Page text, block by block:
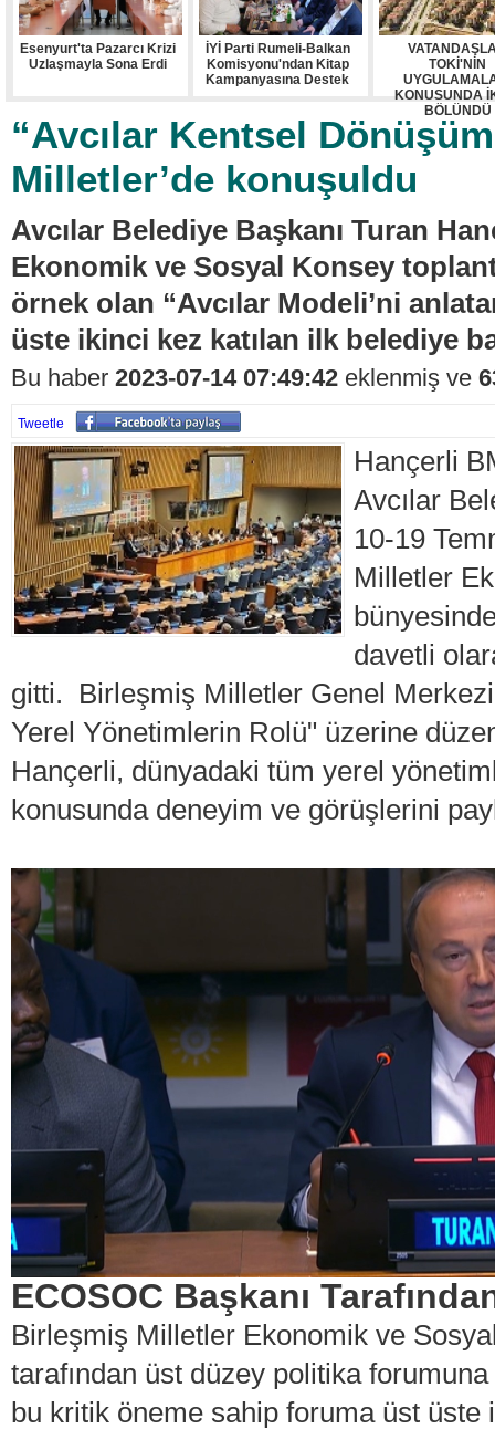
Esenyurt'ta Pazarcı Krizi
Uzlaşmayla Sona Erdi
İYİ Parti Rumeli-Balkan
Komisyonu'ndan Kitap
Kampanyasına Destek
TOKİ'NİN
KONUSUNDA
BÖLÜNDÜ
“Avcılar Kentsel
Milletler’de konuşuldu
Avcılar Belediye Başkanı Turan
Ekonomik ve Sosyal Konsey
örnek olan “Avcılar Modeli’ni
üste ikinci kez katılan ilk belediye
Bu haber 2023-07-14 07:49:42 eklenmiş ve
Tweetle
Hançerli
Avcılar
10-19
Milletler
davetli
gitti. Birleşmiş Milletler Genel
Yerel Yönetimlerin Rolü" üzerine
Hançerli, dünyadaki tüm yerel
konusunda deneyim ve görüşlerini
ECOSOC Başkanı
Birleşmiş Milletler Ekonomik ve
tarafından üst düzey politika
bu kritik öneme sahip foruma üst üste